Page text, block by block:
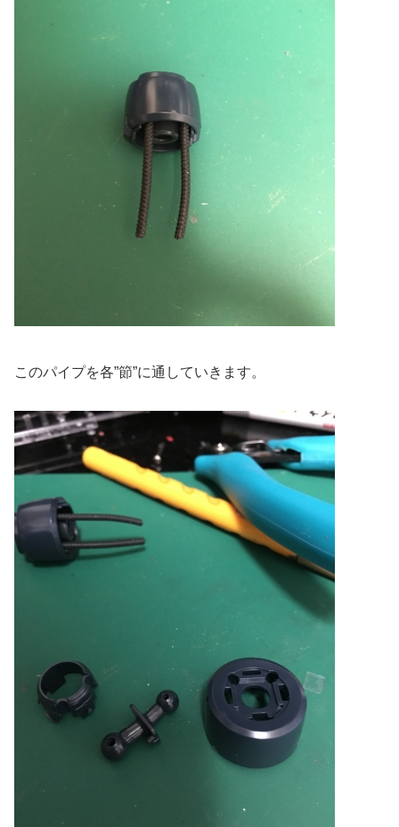
このパイプを各”節”に通していきます。